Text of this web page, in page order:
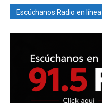
Escúchanos Radio en línea